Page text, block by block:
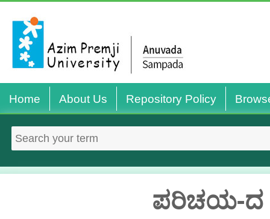
Home About Us Repository Policy
ಪರಿಚಯ-ದ